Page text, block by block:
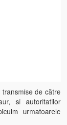
de către
si autoritatilor
urmatoarele